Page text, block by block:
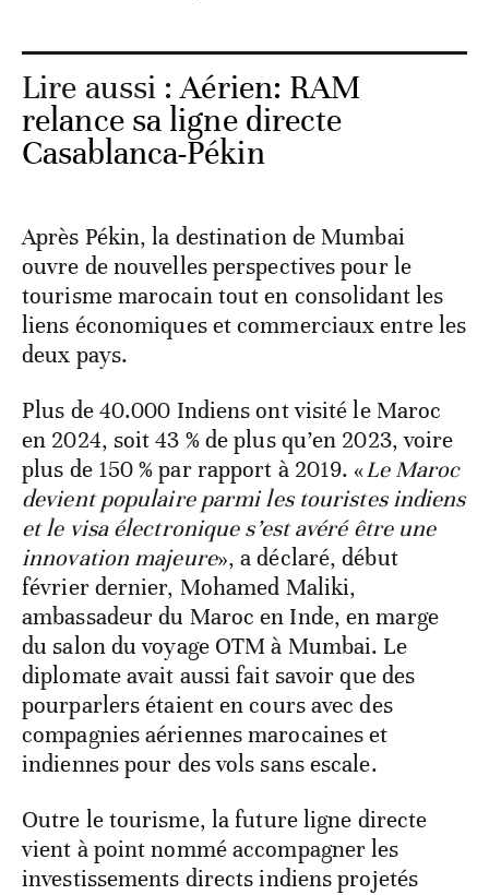
Lire aussi :Aérien: RAM
relance sa ligne directe
Casablanca-Pékin
Après Pékin, la destination de Mumbai
ouvre de nouvelles perspectives pour le
tourisme marocain tout en consolidant les
liens économiques et commerciaux entre les
deux pays.
Plus de 40.000 Indiens ont visité le Maroc
en 2024, soit 43 % de plus qu’en 2023, voire
plus de 150 % par rapport à 2019. «Le Maroc
devient populaire parmi les touristes indiens
et le visa électronique s’est avéré être une
innovation majeure», a déclaré, début
février dernier, Mohamed Maliki,
ambassadeur du Maroc en Inde, en marge
du salon du voyage OTM à Mumbai. Le
diplomate avait aussi fait savoir que des
pourparlers étaient en cours avec des
compagnies aériennes marocaines et
indiennes pour des vols sans escale.
Outre le tourisme, la future ligne directe
vient à point nommé accompagner les
investissements directs indiens projetés